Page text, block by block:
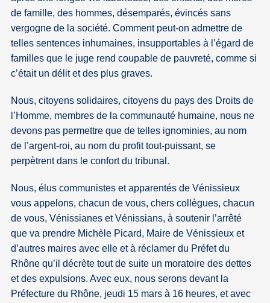
de famille, des hommes, désemparés, évincés sans
vergogne de la société. Comment peut-on admettre de
telles sentences inhumaines, insupportables à l’égard de
familles que le juge rend coupable de pauvreté, comme si
c’était un délit et des plus graves.
Nous, citoyens solidaires, citoyens du pays des Droits de
l’Homme, membres de la communauté humaine, nous ne
devons pas permettre que de telles ignominies, au nom
de l’argent-roi, au nom du profit tout-puissant, se
perpètrent dans le confort du tribunal.
Nous, élus communistes et apparentés de Vénissieux
vous appelons, chacun de vous, chers collègues, chacun
de vous, Vénissianes et Vénissians, à soutenir l’arrêté
que va prendre Michèle Picard, Maire de Vénissieux et
d’autres maires avec elle et à réclamer du Préfet du
Rhône qu’il décrète tout de suite un moratoire des dettes
et des expulsions. Avec eux, nous serons devant la
Préfecture du Rhône, jeudi 15 mars à 16 heures, et avec